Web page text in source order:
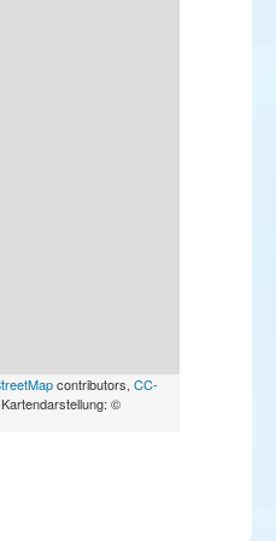
contributors, CC-
©